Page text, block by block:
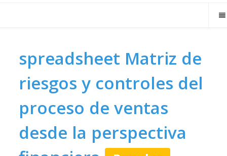
spreadsheet Matriz de
riesgos y controles del
proceso de ventas
desde la perspectiva